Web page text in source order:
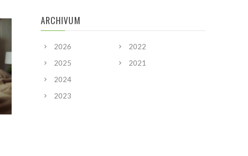
ARCHIVUM
2026
2025
2024
2023
2022
2021